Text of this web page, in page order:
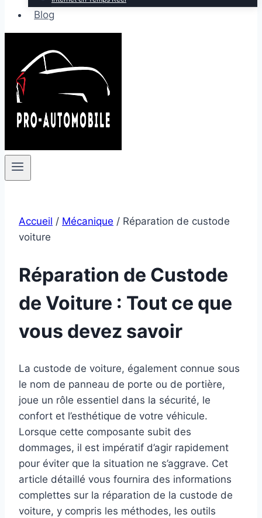
Blog
Accueil / Mécanique / Réparation de custode
voiture
Réparation de Custode
de Voiture : Tout ce que
vous devez savoir
La custode de voiture, également connue sous
le nom de panneau de porte ou de portière,
joue un rôle essentiel dans la sécurité, le
confort et l’esthétique de votre véhicule.
Lorsque cette composante subit des
dommages, il est impératif d’agir rapidement
pour éviter que la situation ne s’aggrave. Cet
article détaillé vous fournira des informations
complettes sur la réparation de la custode de
voiture, y compris les méthodes, les outils